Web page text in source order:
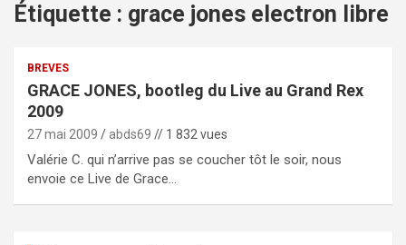
Étiquette : grace jones electron libre
BREVES
GRACE JONES, bootleg du Live au Grand Rex
2009
27 mai 2009 abds69 // 1 832 vues
Valérie C. qui n’arrive pas se coucher tôt le soir, nous
envoie ce Live de Grace…